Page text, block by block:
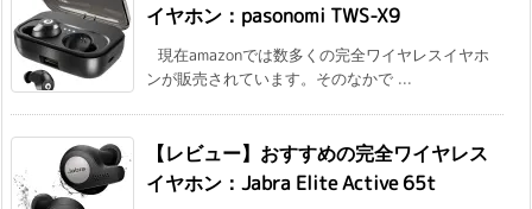
イヤホン：pasonomi TWS-X9
現在amazonでは数多くの完全ワイヤレスイヤホ
ンが販売されています。そのなかで ...
【レビュー】おすすめの完全ワイヤレス
イヤホン：Jabra Elite Active 65t